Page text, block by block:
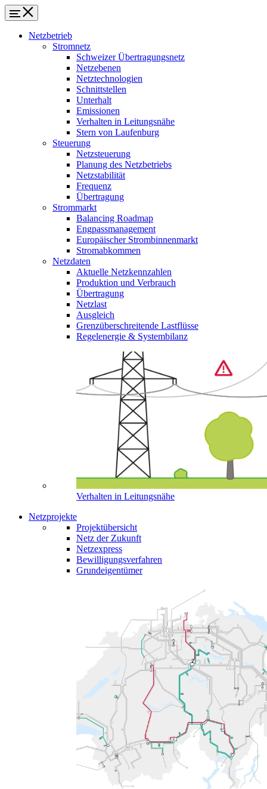
Netzbetrieb
Stromnetz
Schweizer Übertragungsnetz
Netzebenen
Netztechnologien
Schnittstellen
Unterhalt
Emissionen
Verhalten in Leitungsnähe
Stern von Laufenburg
Steuerung
Netzsteuerung
Planung des Netzbetriebs
Netzstabilität
Frequenz
Übertragung
Strommarkt
Balancing Roadmap
Engpassmanagement
Europäischer Strombinnenmarkt
Stromabkommen
Netzdaten
Aktuelle Netzkennzahlen
Produktion und Verbrauch
Übertragung
Netzlast
Ausgleich
Grenzüberschreitende Lastflüsse
Regelenergie & Systembilanz
Verhalten in Leitungsnähe
Netzprojekte
Projektübersicht
Netz der Zukunft
Netzexpress
Bewilligungsverfahren
Grundeigentümer